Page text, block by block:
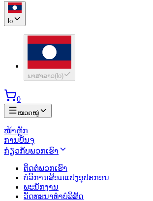
lo
ພາສາລາວ( lo)
0
ໝວດໝູ່
ໜ້າຫຼັກ
ການບັນຈຸ
ກ່ຽວກັບພວກເຮົາ
ຕິດຕໍ່ພວກເຮົາ
ບໍລິການສ້ອມແປງອຸປະກອນ
ພະນັກງານ
ວັດທະນາທຳບໍລິສັດ